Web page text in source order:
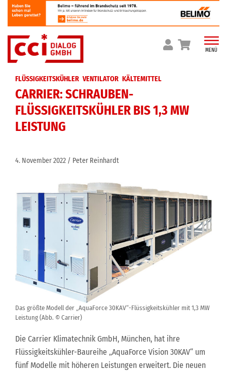
Skip
to
content
MENÜ
FLÜSSIGKEITSKÜHLER VENTILATOR KÄLTEMITTEL
CARRIER: SCHRAUBEN-
FLÜSSIGKEITSKÜHLER BIS 1,3 MW
LEISTUNG
4. November 2022 Peter Reinhardt
Das größte Modell der „AquaForce 30KAV“-Flüssigkeitskühler mit 1,3 MW
Leistung (Abb. © Carrier)
Die Carrier Klimatechnik GmbH, München, hat ihre
Flüssigkeitskühler-Baureihe „AquaForce Vision 30KAV“ um
fünf Modelle mit höheren Leistungen erweitert. Die neuen